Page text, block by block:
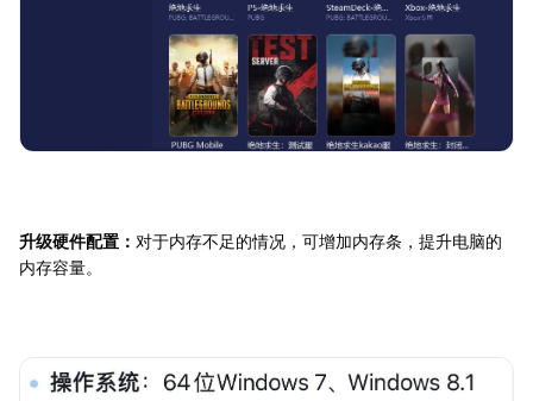
升级硬件配置： 对于内存不足的情况，可增加内存条，提升电脑的
内存容量。